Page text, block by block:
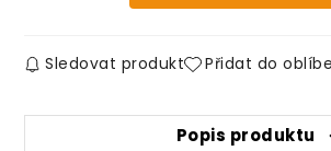
Sledovat produkt Přidat do
Popis produktu